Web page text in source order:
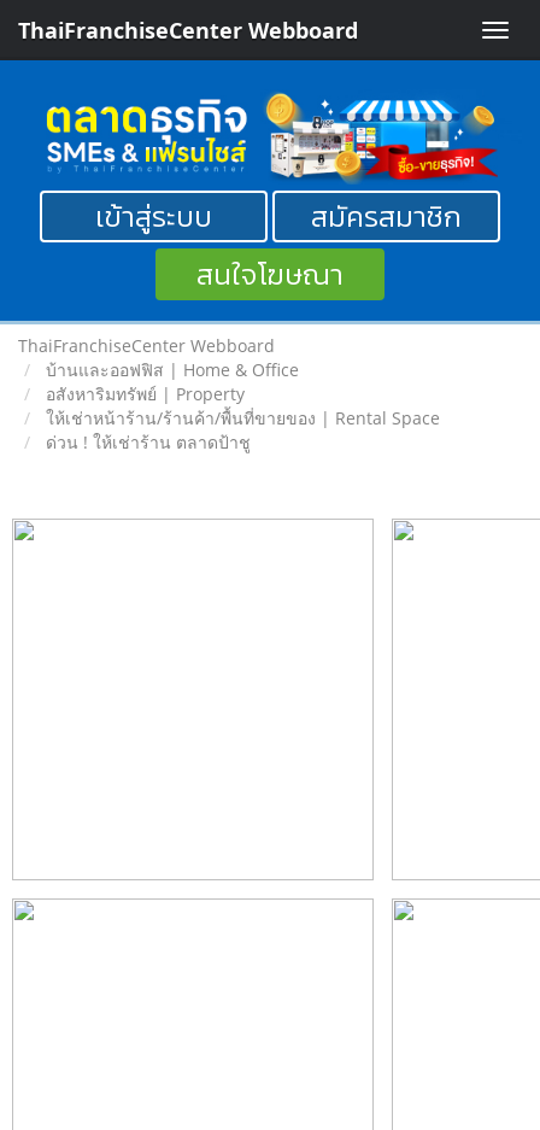
Toggle
ThaiFranchiseCenter Webboard
เข้าสู่ระบบ
สมัครสมาชิก
สนใจโฆษณา
ThaiFranchiseCenter Webboard
บ้านและออฟฟิส | Home & Office
อสังหาริมทรัพย์ | Property
ให้เช่าหน้าร้าน/ร้านค้า/พื้นที่ขายของ | Rental Space
ด่วน ! ให้เช่าร้าน ตลาดป้าชู